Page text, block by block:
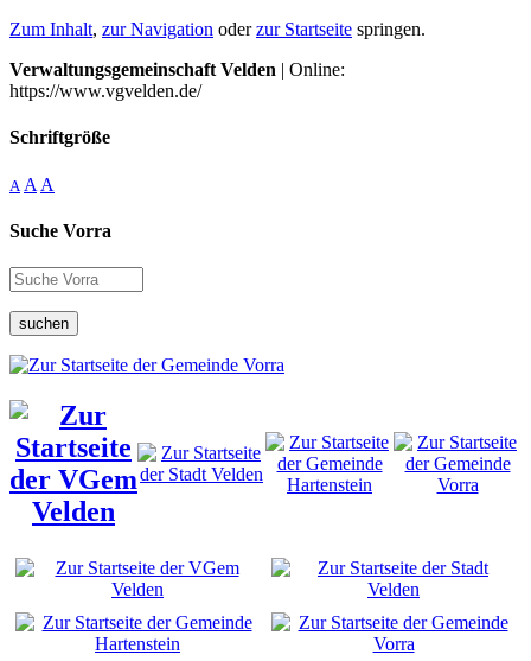
Zum Inhalt, zur Navigation oderzur Startseite springen.
Verwaltungsgemeinschaft Velden | Online:
https://www.vgvelden.de/
Schriftgröße
A A A
Suche Vorra
suchen